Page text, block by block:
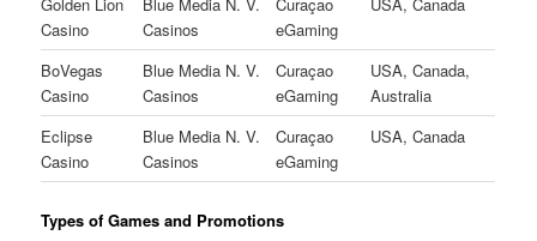
Casino
Casinos
eGaming
BoVegas
Casino
Blue Media N. V.
Casinos
Curaçao
eGaming
USA, Canada,
Australia
Eclipse
Casino
Blue Media N. V.
Casinos
Curaçao
eGaming
USA, Canada
Types of Games and Promotions